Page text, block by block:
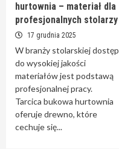
hurtownia – materiał dla
profesjonalnych stolarzy
17 grudnia 2025
W branży stolarskiej dostęp
do wysokiej jakości
materiałów jest podstawą
profesjonalnej pracy.
Tarcica bukowa hurtownia
oferuje drewno, które
cechuje się...